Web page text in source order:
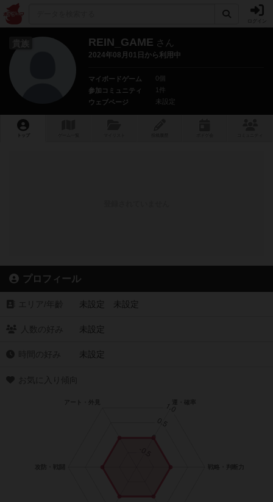
REIN_GAME さん
2024年08月01日から利用中
マイボードゲーム
0個
参加コミュニティ
1件
ウェブページ
未設定
トップ
プロフィール
未設定 未設定
未設定
未設定